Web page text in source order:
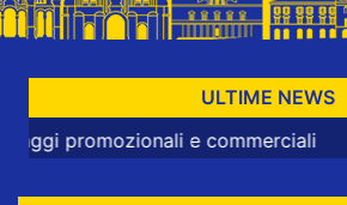
ULTIME NEWS
e commerciali